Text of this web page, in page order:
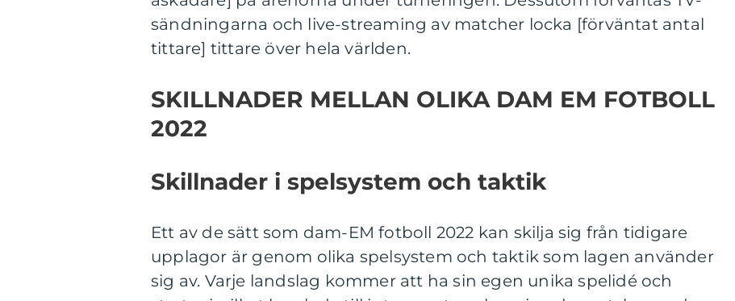
sändningarna och live-streaming av matcher locka [förväntat antal
tittare] tittare över hela världen.
SKILLNADER MELLAN OLIKA DAM EM FOTBOLL
2022
Skillnader i spelsystem och taktik
Ett av de sätt som dam-EM fotboll 2022 kan skilja sig från tidigare
upplagor är genom olika spelsystem och taktik som lagen använder
sig av. Varje landslag kommer att ha sin egen unika spelidé och